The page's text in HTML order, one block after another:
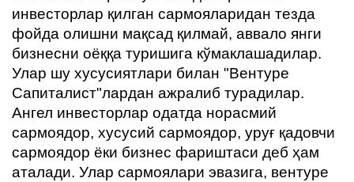
инвесторлар қилган сармояларидан тезда
фойда олишни мақсад қилмай, аввало янги
бизнесни оёққа туришига кўмаклашадилар.
Улар шу хусусиятлари билан "Вентуре
Cапиталист"лардан ажралиб турадилар.
Ангел инвесторлар одатда норасмий
сармоядор, хусусий сармоядор, уруғ қадовчи
сармоядор ёки бизнес фариштаси деб ҳам
аталади. Улар сармоялари эвазига, вентуре